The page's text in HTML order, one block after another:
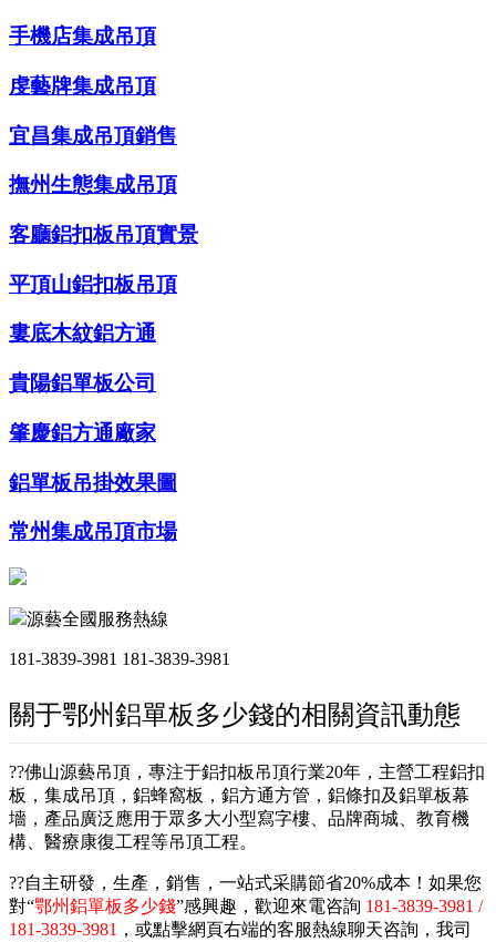
手機店集成吊頂
虔藝牌集成吊頂
宜昌集成吊頂銷售
撫州生態集成吊頂
客廳鋁扣板吊頂實景
平頂山鋁扣板吊頂
婁底木紋鋁方通
貴陽鋁單板公司
肇慶鋁方通廠家
鋁單板吊掛效果圖
常州集成吊頂市場
源藝全國服務熱線
181-3839-3981 181-3839-3981
關于鄂州鋁單板多少錢的相關資訊動態
??佛山源藝吊頂，專注于鋁扣板吊頂行業20年，主營工程鋁扣
板，集成吊頂，鋁蜂窩板，鋁方通方管，鋁條扣及鋁單板幕
墻，產品廣泛應用于眾多大小型寫字樓、品牌商城、教育機
構、醫療康復工程等吊頂工程。
??自主研發，生產，銷售，一站式采購節省20%成本！如果您
對“鄂州鋁單板多少錢”感興趣，歡迎來電咨詢 181-3839-3981 /
181-3839-3981 ，或點擊網頁右端的客服熱線聊天咨詢，我司